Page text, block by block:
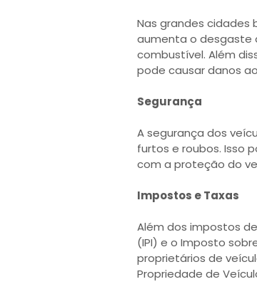
Nas grandes cidades
aumenta o desgaste
combustível. Além
pode causar danos
Segurança
A segurança dos
furtos e roubos. Isso
com a proteção do
Impostos e Taxas
Além dos impostos
(IPI) e o Imposto
proprietários de
Propriedade de